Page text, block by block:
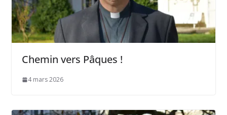
Chemin vers Pâques !
4 mars 2026